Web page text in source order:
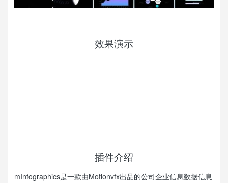
效果演示
插件介绍
mInfographics是一款由Motionvfx出品的公司企业信息数据信息